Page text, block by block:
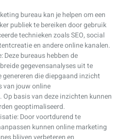
bureau kan je helpen om een
publiek te bereiken door gebruik
technieken zoals SEO, social
en andere online kanalen.
Deze bureaus hebben de
gegevensanalyses uit te
genereren die diepgaand inzicht
van jouw online
basis van deze inzichten kunnen
geoptimaliseerd.
Door voortdurend te
kunnen online marketing